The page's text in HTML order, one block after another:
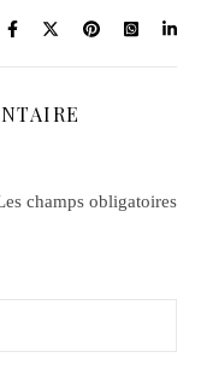
champs obligatoires